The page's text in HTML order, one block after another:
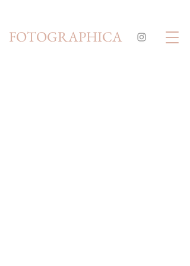
FOTOGRAPHICA